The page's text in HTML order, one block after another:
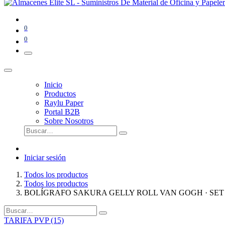
0
0
Inicio
Productos
Raylu Paper
Portal B2B
Sobre Nosotros
Iniciar sesión
Todos los productos
Todos los productos
BOLÍGRAFO SAKURA GELLY ROLL VAN GOGH · SET
TARIFA PVP (15)